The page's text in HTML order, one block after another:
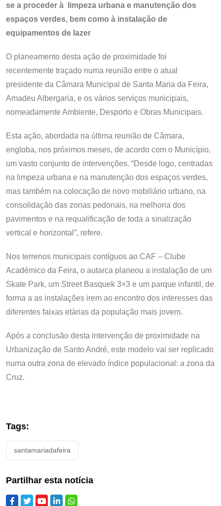
se a proceder à limpeza urbana e manutenção dos
espaços verdes, bem como à instalação de
equipamentos de lazer
O planeamento desta ação de proximidade foi
recentemente traçado numa reunião entre o atual
presidente da Câmara Municipal de Santa Maria da Feira,
Amadeu Albergaria, e os vários serviços municipais,
nomeadamente Ambiente, Desporto e Obras Municipais.
Esta ação, abordada na última reunião de Câmara,
engloba, nos próximos meses, de acordo com o Município,
um vasto conjunto de intervenções. “Desde logo, centradas
na limpeza urbana e na manutenção dos espaços verdes,
mas também na colocação de novo mobiliário urbano, na
consolidação das zonas pedonais, na melhoria dos
pavimentos e na requalificação de toda a sinalização
vertical e horizontal”, refere.
Nos terrenos municipais contíguos ao CAF – Clube
Académico da Feira, o autarca planeou a instalação de um
Skate Park, um Street Basquek 3×3 e um parque infantil, de
forma a as instalações irem ao encontro dos interesses das
diferentes faixas etárias da população mais jovem.
Após a conclusão desta intervenção de proximidade na
Urbanização de Santo André, este modelo vai ser replicado
numa outra zona de elevado índice populacional: a zona da
Cruz.
Tags:
santamariadafeira
Partilhar esta notícia